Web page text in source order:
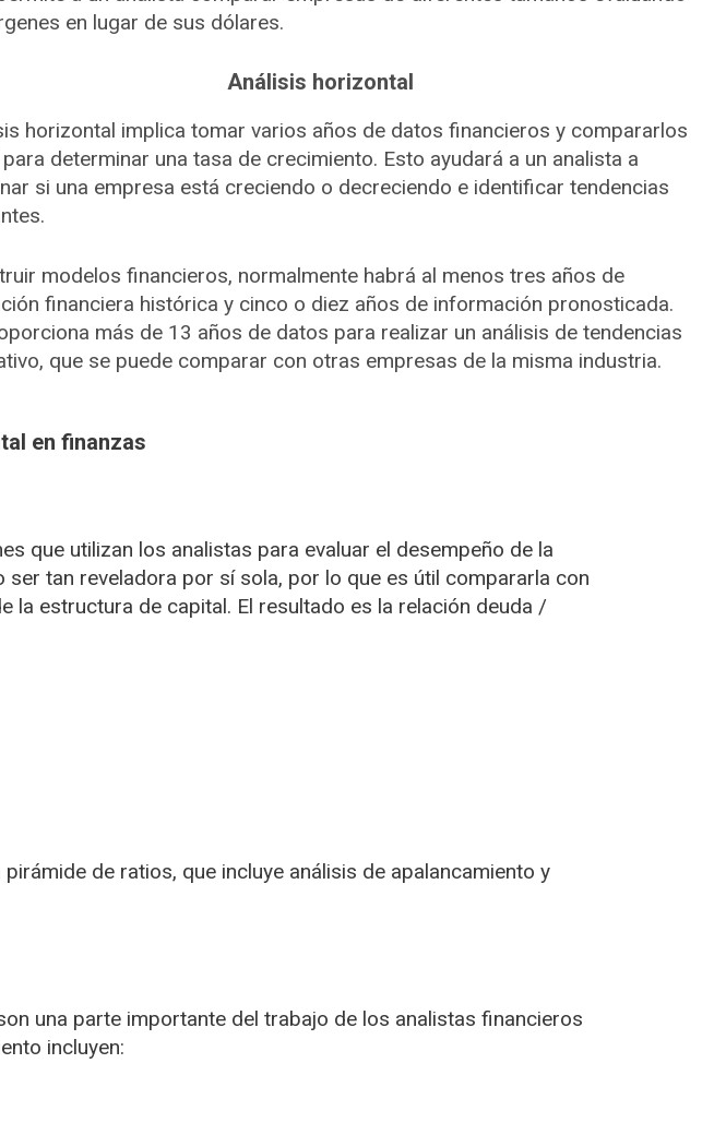
en lugar de sus dólares.
Análisis horizontal
horizontal implica tomar varios años de datos financieros y compararlos
determinar una tasa de crecimiento. Esto ayudará a un analista a
si una empresa está creciendo o decreciendo e identificar tendencias
modelos financieros, normalmente habrá al menos tres años de
financiera histórica y cinco o diez años de información pronosticada.
más de 13 años de datos para realizar un análisis de tendencias
que se puede comparar con otras empresas de la misma industria.
en finanzas
que utilizan los analistas para evaluar el desempeño de la
tan reveladora por sí sola, por lo que es útil compararla con
la estructura de capital. El resultado es la relación deuda /
de ratios, que incluye análisis de apalancamiento y
una parte importante del trabajo de los analistas financieros
incluyen: